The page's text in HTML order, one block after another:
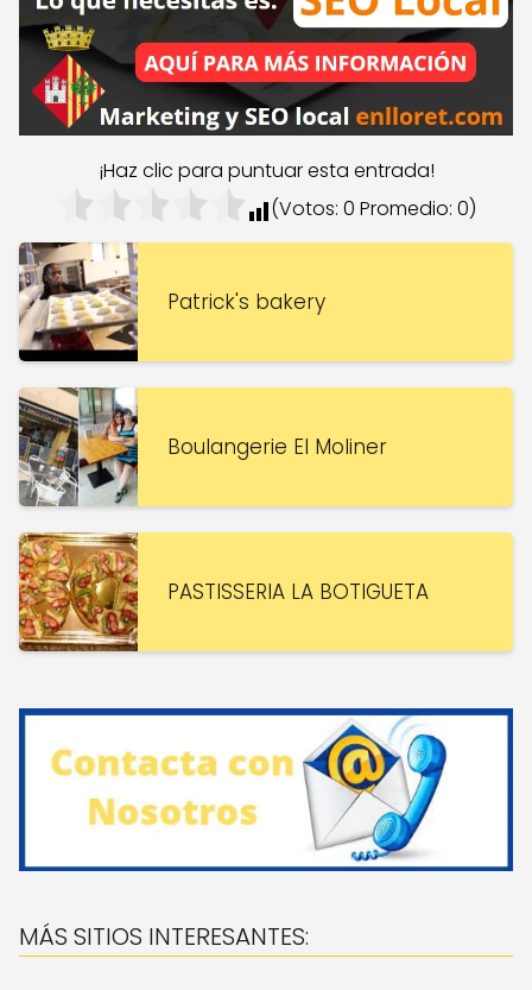
¡Haz clic para puntuar esta entrada!
(Votos: 0 Promedio: 0)
Patrick's bakery
Boulangerie El Moliner
PASTISSERIA LA BOTIGUETA
MÁS SITIOS INTERESANTES: